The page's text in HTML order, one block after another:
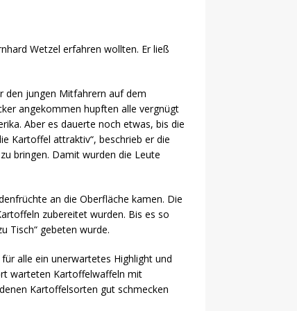
Wetzel erfahren wollten. Er ließ
den jungen Mitfahrern auf dem
angekommen hupften alle vergnügt
Aber es dauerte noch etwas, bis die
Kartoffel attraktiv“, beschrieb er die
bringen. Damit wurden die Leute
an die Oberfläche kamen. Die
zubereitet wurden. Bis es so
Tisch“ gebeten wurde.
alle ein unerwartetes Highlight und
warteten Kartoffelwaffeln mit
Kartoffelsorten gut schmecken